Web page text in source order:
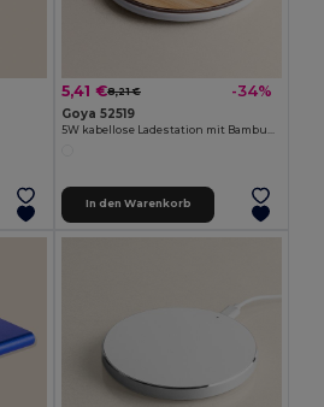
5,41 €8,21 € -34%
Goya 52519
In den Warenkorb